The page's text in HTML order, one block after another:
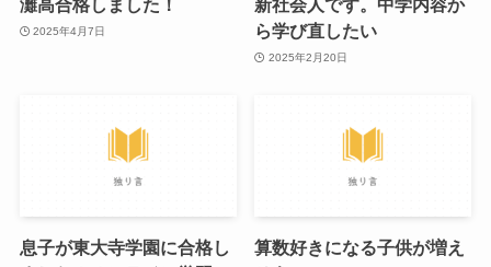
灘高合格しました！
2025年4月7日
新社会人です。中学内容か
ら学び直したい
2025年2月20日
息子が東大寺学園に合格し
算数好きになる子供が増え